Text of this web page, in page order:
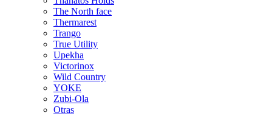
The North face
Thermarest
Trango
True Utility
Upekha
Victorinox
Wild Country
YOKE
Zubi-Ola
Otras